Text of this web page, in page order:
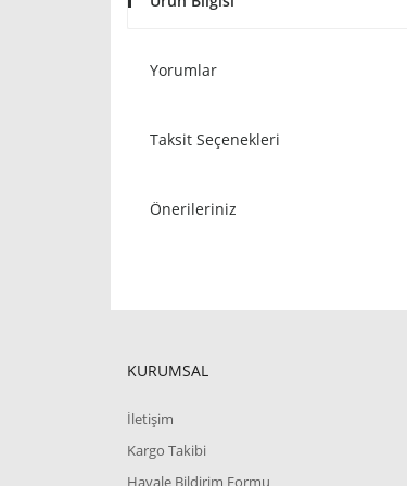
Yorumlar
Taksit Seçenekleri
Önerileriniz
KURUMSAL
İletişim
Kargo Takibi
Havale Bildirim Formu